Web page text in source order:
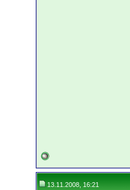
13.11.2008, 16:21